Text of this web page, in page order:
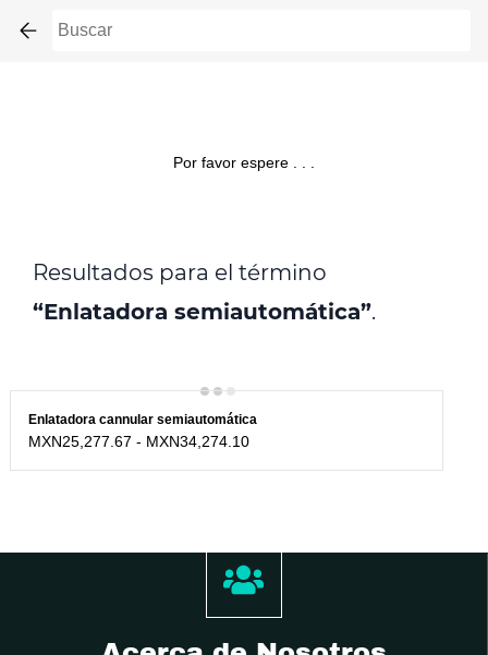
main
Por favor espere . . .
Resultados para el término
“Enlatadora semiautomática”.
Enlatadora cannular semiautomática
MXN25,277.67- MXN34,274.10